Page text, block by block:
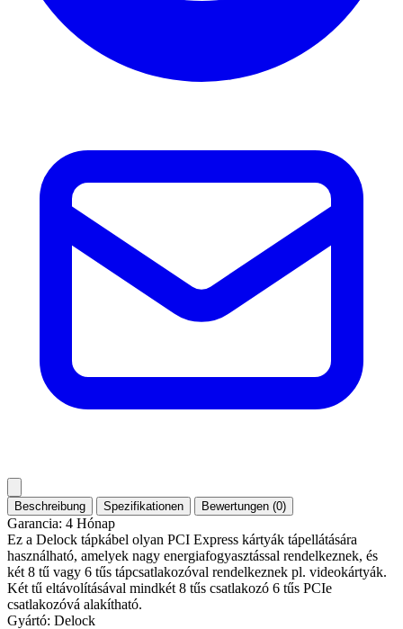
Beschreibung Spezifikationen Bewertungen (0)
Garancia: 4 Hónap
Ez a Delock tápkábel olyan PCI Express kártyák tápellátására
használható, amelyek nagy energiafogyasztással rendelkeznek, és
két 8 tű vagy 6 tűs tápcsatlakozóval rendelkeznek pl. videokártyák.
Két tű eltávolításával mindkét 8 tűs csatlakozó 6 tűs PCIe
csatlakozóvá alakítható.
Gyártó: Delock